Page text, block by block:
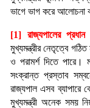
ভাগে ভাগ করে আলোচনা
[1] রাজ্যপালের প্রধান
মুখ্যমন্ত্রীর নেতৃত্বে গঠিত
ও পরামর্শ দিতে পারে।
সংক্রান্ত প্রস্তাব
রাজ্যপাল এসব ব্যাপারে
মুখ্যমন্ত্রী অনেক সময়